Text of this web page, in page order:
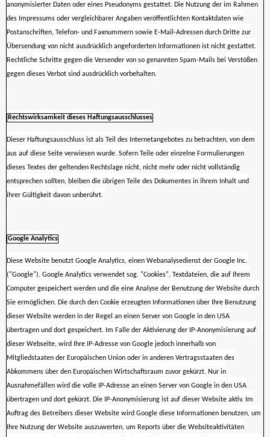
anonymisierter Daten oder eines Pseudonyms gestattet. Die Nutzung der im Rahmen
des Impressums oder vergleichbarer Angaben veröffentlichten Kontaktdaten wie
Postanschriften, Telefon- und Faxnummern sowie E-Mail-Adressen durch Dritte zur
Übersendung von nicht ausdrücklich angeforderten Informationen ist nicht gestattet.
Rechtliche Schritte gegen die Versender von so genannten Spam-Mails bei Verstößen
gegen dieses Verbot sind ausdrücklich vorbehalten.
Rechtswirksamkeit dieses Haftungsausschlusses
Dieser Haftungsausschluss ist als Teil des Internetangebotes zu betrachten, von dem
aus auf diese Seite verwiesen wurde. Sofern Teile oder einzelne Formulierungen
dieses Textes der geltenden Rechtslage nicht, nicht mehr oder nicht vollständig
entsprechen sollten, bleiben die übrigen Teile des Dokumentes in ihrem Inhalt und
ihrer Gültigkeit davon unberührt.
Google Analytics
Diese Website benutzt Google Analytics, einen Webanalysedienst der Google Inc.
("Google"). Google Analytics verwendet sog. "Cookies", Textdateien, die auf Ihrem
Computer gespeichert werden und die eine Analyse der Benutzung der Website durch
Sie ermöglichen. Die durch den Cookie erzeugten Informationen über Ihre Benutzung
dieser Website werden in der Regel an einen Server von Google in den USA
übertragen und dort gespeichert. Im Falle der Aktivierung der IP-Anonymisierung auf
dieser Webseite, wird Ihre IP-Adresse von Google jedoch innerhalb von
Mitgliedstaaten der Europäischen Union oder in anderen Vertragsstaaten des
Abkommens über den Europäischen Wirtschaftsraum zuvor gekürzt. Nur in
Ausnahmefällen wird die volle IP-Adresse an einen Server von Google in den USA
übertragen und dort gekürzt. Die IP-Anonymisierung ist auf dieser Website aktiv. Im
Auftrag des Betreibers dieser Website wird Google diese Informationen benutzen, um
Ihre Nutzung der Website auszuwerten, um Reports über die Websiteaktivitäten